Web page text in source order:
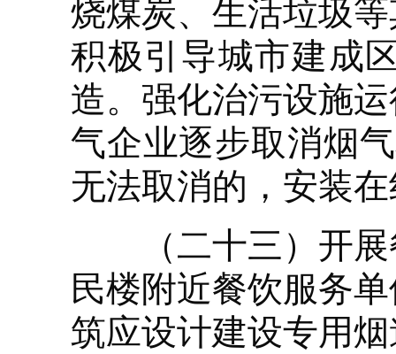
烧煤炭、生活垃圾
积极引导城市建成
造。强化治污设施
气企业逐步取消烟
无法取消的，安装
（二十三）开展
民楼附近餐饮服务
筑应设计建设专用